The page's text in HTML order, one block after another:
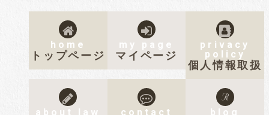
home
トップページ
my page
マイページ
privacy
policy
個人情報取扱
about law contact blog